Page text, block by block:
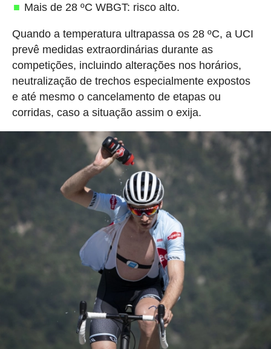
Mais de 28 ºC WBGT: risco alto.
Quando a temperatura ultrapassa os 28 ºC, a UCI
prevê medidas extraordinárias durante as
competições, incluindo alterações nos horários,
neutralização de trechos especialmente expostos
e até mesmo o cancelamento de etapas ou
corridas, caso a situação assim o exija.